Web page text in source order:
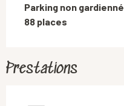
Parking non gardienné
88 places
Prestations